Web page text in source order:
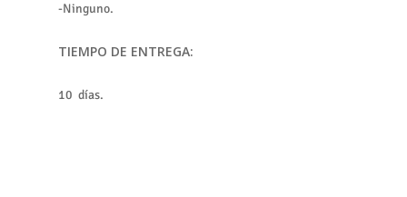
-Ninguno.
TIEMPO DE ENTREGA:
10 días.